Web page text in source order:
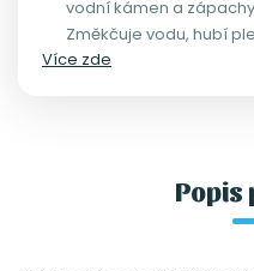
vodní kámen a
Změkčuje vodu, hubí
povrchy.
Více zde
Popis